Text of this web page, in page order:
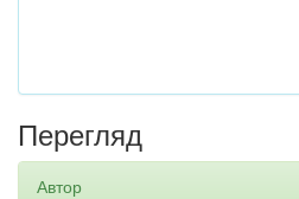
Перегляд
Автор